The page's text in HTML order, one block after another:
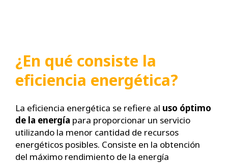
¿En qué consiste la
eficiencia energética?
La eficiencia energética se refiere al uso óptimo
de la energía para proporcionar un servicio
utilizando la menor cantidad de recursos
energéticos posibles. Consiste en la obtención
del máximo rendimiento de la energía